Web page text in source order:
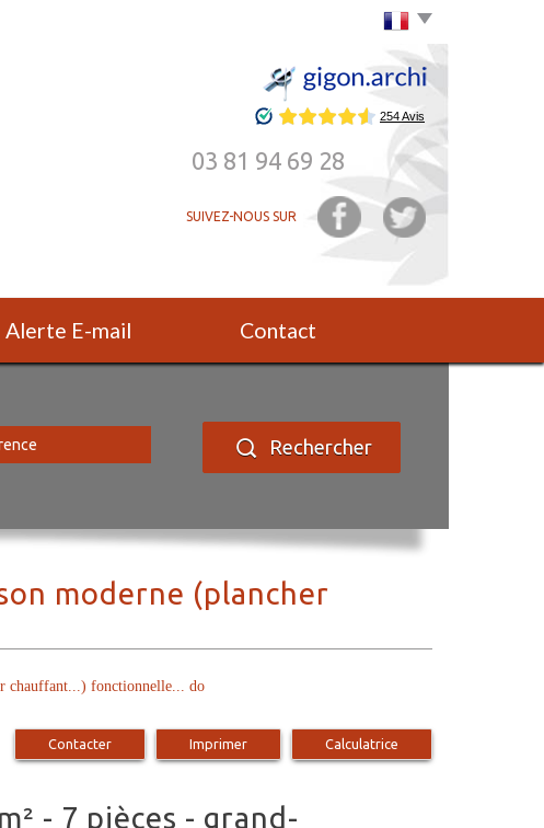
03 81 94 69 28
SUIVEZ-NOUS SUR
Alerte E-mail Contact
Rechercher
moderne (plancher
chauffant...) fonctionnelle... do
Contacter Imprimer Calculatrice